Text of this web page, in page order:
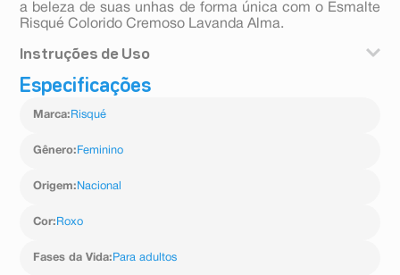
a beleza de suas unhas de forma única com o Esmalte
Risqué Colorido Cremoso Lavanda Alma.
Instruções de Uso
Modo de uso: Agite antes de usar.
Especificações
Marca: Risqué
Gênero: Feminino
Origem: Nacional
Cor: Roxo
Fases da Vida: Para adultos